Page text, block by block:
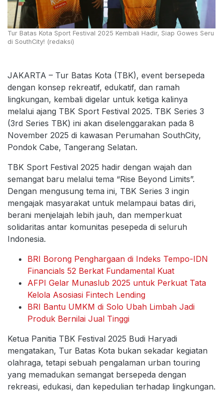
Tur Batas Kota Sport Festival 2025 Kembali Hadir, Siap Gowes Seru
di SouthCity! (redaksi)
JAKARTA – Tur Batas Kota (TBK), event bersepeda
dengan konsep rekreatif, edukatif, dan ramah
lingkungan, kembali digelar untuk ketiga kalinya
melalui ajang TBK Sport Festival 2025. TBK Series 3
(3rd Series TBK) ini akan diselenggarakan pada 8
November 2025 di kawasan Perumahan SouthCity,
Pondok Cabe, Tangerang Selatan.
TBK Sport Festival 2025 hadir dengan wajah dan
semangat baru melalui tema “Rise Beyond Limits”.
Dengan mengusung tema ini, TBK Series 3 ingin
mengajak masyarakat untuk melampaui batas diri,
berani menjelajah lebih jauh, dan memperkuat
solidaritas antar komunitas pesepeda di seluruh
Indonesia.
BRI Borong Penghargaan di Indeks Tempo-IDN
Financials 52 Berkat Fundamental Kuat
AFPI Gelar Munaslub 2025 untuk Perkuat Tata
Kelola Asosiasi Fintech Lending
BRI Bantu UMKM di Solo Ubah Limbah Jadi
Produk Bernilai Jual Tinggi
Ketua Panitia TBK Festival 2025 Budi Haryadi
mengatakan, Tur Batas Kota bukan sekadar kegiatan
olahraga, tetapi sebuah pengalaman urban touring
yang memadukan semangat bersepeda dengan
rekreasi, edukasi, dan kepedulian terhadap lingkungan.